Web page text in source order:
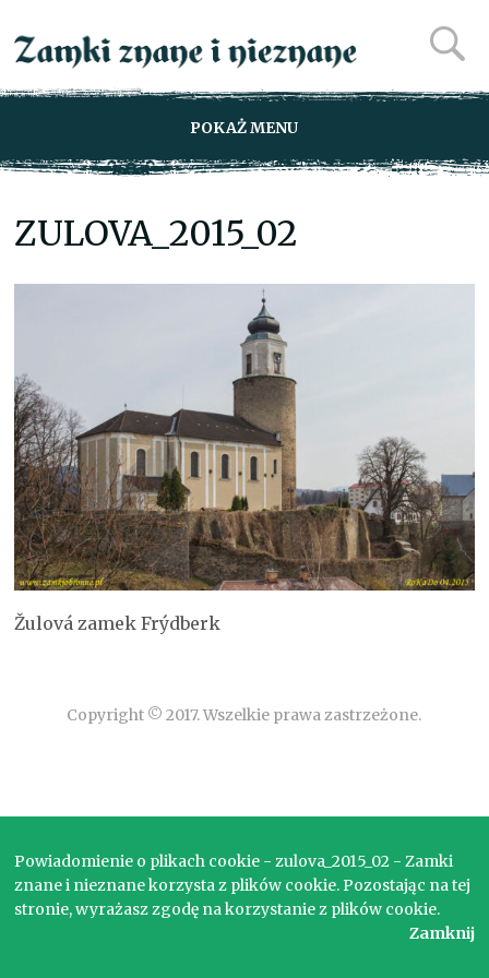
POKAŻ MENU
ZULOVA_2015_02
Žulová zamek Frýdberk
Copyright © 2017. Wszelkie prawa zastrzeżone.
Powiadomienie o plikach cookie - zulova_2015_02 - Zamki
znane i nieznane korzysta z plików cookie. Pozostając na tej
stronie, wyrażasz zgodę na korzystanie z plików cookie.
Zamknij